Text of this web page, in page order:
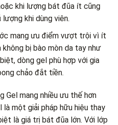
khi lượng bát đũa ít cũng
khi dùng viên.
mang ưu điểm vượt trội vì ít
bị bào mòn da tay như
dòng gel phù hợp với gia
chảo đắt tiền.
Gel mang nhiều ưu thế hơn
là một giải pháp hữu hiệu thay
là giá trị bát đũa lớn. Với lớp